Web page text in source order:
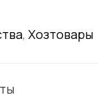
, Хозтовары